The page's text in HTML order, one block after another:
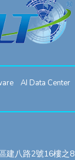
AI Data Center
建八路2號16樓之8